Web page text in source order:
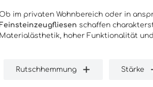
Ob im privaten Wohnbereich oder in
schaffen
Materialästhetik, hoher Funktionalität
Rutschhemmung Stärke